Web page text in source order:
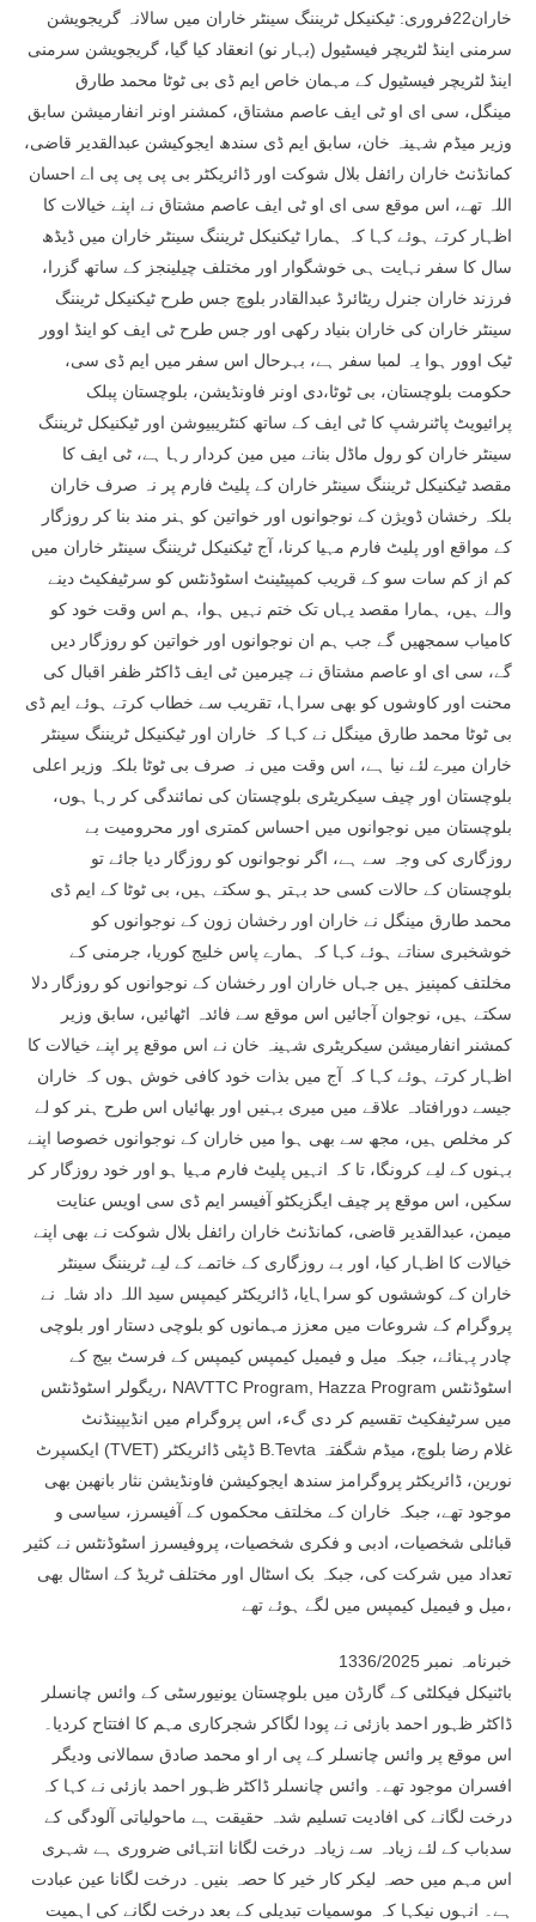
خاران22فروری: ٹیکنیکل ٹریننگ سینٹر خاران میں سالانہ گریجویشن
سرمنی اینڈ لٹریچر فیسٹیول (بہار نو) انعقاد کیا گیا، گریجویشن سرمنی
اینڈ لٹریچر فیسٹیول کے مہمان خاص ایم ڈی بی ٹوٹا محمد طارق
مینگل، سی ای او ٹی ایف عاصم مشتاق، کمشنر اونر انفارمیشن سابق
وزیر میڈم شہینہ خان، سابق ایم ڈی سندھ ایجوکیشن عبدالقدیر قاضی،
کمانڈنٹ خاران رائفل بلال شوکت اور ڈائریکٹر بی پی پی پی اے احسان
اللہ تھے، اس موقع سی ای او ٹی ایف عاصم مشتاق نے اپنے خیالات کا
اظہار کرتے ہوئے کہا کہ ہمارا ٹیکنیکل ٹریننگ سینٹر خاران میں ڈیڈھ
سال کا سفر نہایت ہی خوشگوار اور مختلف چیلینجز کے ساتھ گزرا،
فرزند خاران جنرل ریٹائرڈ عبدالقادر بلوچ جس طرح ٹیکنیکل ٹریننگ
سینٹر خاران کی خاران بنیاد رکھی اور جس طرح ٹی ایف کو اینڈ اوور
ٹیک اوور ہوا یہ لمبا سفر ہے، بہرحال اس سفر میں ایم ڈی سی،
حکومت بلوچستان، بی ٹوٹا،دی اونر فاونڈیشن، بلوچستان پبلک
پرائیویٹ پاٹنرشپ کا ٹی ایف کے ساتھ کنٹریبیوشن اور ٹیکنیکل ٹریننگ
سینٹر خاران کو رول ماڈل بنانے میں مین کردار رہا ہے، ٹی ایف کا
مقصد ٹیکنیکل ٹریننگ سینٹر خاران کے پلیٹ فارم پر نہ صرف خاران
بلکہ رخشان ڈویژن کے نوجوانوں اور خواتین کو ہنر مند بنا کر روزگار
کے مواقع اور پلیٹ فارم مہیا کرنا، آج ٹیکنیکل ٹریننگ سینٹر خاران میں
کم از کم سات سو کے قریب کمپیٹینٹ اسٹوڈنٹس کو سرٹیفکیٹ دینے
والے ہیں، ہمارا مقصد یہاں تک ختم نہیں ہوا، ہم اس وقت خود کو
کامیاب سمجھیں گے جب ہم ان نوجوانوں اور خواتین کو روزگار دیں
گے، سی ای او عاصم مشتاق نے چیرمین ٹی ایف ڈاکٹر ظفر اقبال کی
محنت اور کاوشوں کو بھی سراہا، تقریب سے خطاب کرتے ہوئے ایم ڈی
بی ٹوٹا محمد طارق مینگل نے کہا کہ خاران اور ٹیکنیکل ٹریننگ سینٹر
خاران میرے لئے نیا ہے، اس وقت میں نہ صرف بی ٹوٹا بلکہ وزیر اعلی
بلوچستان اور چیف سیکریٹری بلوچستان کی نمائندگی کر رہا ہوں،
بلوچستان میں نوجوانوں میں احساس کمتری اور محرومیت بے
روزگاری کی وجہ سے ہے، اگر نوجوانوں کو روزگار دیا جائے تو
بلوچستان کے حالات کسی حد بہتر ہو سکتے ہیں، بی ٹوٹا کے ایم ڈی
محمد طارق مینگل نے خاران اور رخشان زون کے نوجوانوں کو
خوشخبری سناتے ہوئے کہا کہ ہمارے پاس خلیج کوریا، جرمنی کے
مخلتف کمپنیز ہیں جہاں خاران اور رخشان کے نوجوانوں کو روزگار دلا
سکتے ہیں، نوجوان آجائیں اس موقع سے فائدہ اٹھائیں، سابق وزیر
کمشنر انفارمیشن سیکریٹری شہینہ خان نے اس موقع پر اپنے خیالات کا
اظہار کرتے ہوئے کہا کہ آج میں بذات خود کافی خوش ہوں کہ خاران
جیسے دورافتادہ علاقے میں میری بہنیں اور بھائیاں اس طرح ہنر کو لے
کر مخلص ہیں، مجھ سے بھی ہوا میں خاران کے نوجوانوں خصوصا اپنے
بہنوں کے لیے کرونگا، تا کہ انہیں پلیٹ فارم مہیا ہو اور خود روزگار کر
سکیں، اس موقع پر چیف ایگزیکٹو آفیسر ایم ڈی سی اویس عنایت
میمن، عبدالقدیر قاضی، کمانڈنٹ خاران رائفل بلال شوکت نے بھی اپنے
خیالات کا اظہار کیا، اور بے روزگاری کے خاتمے کے لیے ٹریننگ سینٹر
خاران کے کوششوں کو سراہایا، ڈائریکٹر کیمپس سید اللہ داد شاہ نے
پروگرام کے شروعات میں معزز مہمانوں کو بلوچی دستار اور بلوچی
چادر پہنائے، جبکہ میل و فیمیل کیمپس کیمپس کے فرسٹ بیج کے
ریگولر اسٹوڈنٹس، NAVTTC Program, Hazza Program اسٹوڈنٹس
میں سرٹیفکیٹ تقسیم کر دی گء، اس پروگرام میں انڈیپینڈنٹ
ایکسپرٹ (TVET) ڈپٹی ڈائریکٹر B.Tevta غلام رضا بلوچ، میڈم شگفتہ
نورین، ڈائریکٹر پروگرامز سندھ ایجوکیشن فاونڈیشن نثار بانھبن بھی
موجود تھے، جبکہ خاران کے مخلتف محکموں کے آفیسرز، سیاسی و
قبائلی شخصیات، ادبی و فکری شخصیات، پروفیسرز اسٹوڈنٹس نے کثیر
تعداد میں شرکت کی، جبکہ بک اسٹال اور مختلف ٹریڈ کے اسٹال بھی
میل و فیمیل کیمپس میں لگے ہوئے تھے،
خبرنامہ نمبر 1336/2025
باٹنیکل فیکلٹی کے گارڈن میں بلوچستان یونیورسٹی کے وائس چانسلر
ڈاکٹر ظہور احمد بازئی نے پودا لگاکر شجرکاری مہم کا افتتاح کردیا۔
اس موقع پر وائس چانسلر کے پی ار او محمد صادق سمالانی ودیگر
افسران موجود تھے۔ وائس چانسلر ڈاکٹر ظہور احمد بازئی نے کہا کہ
درخت لگانے کی افادیت تسلیم شدہ حقیقت ہے ماحولیاتی آلودگی کے
سدباب کے لئے زیادہ سے زیادہ درخت لگانا انتہائی ضروری ہے شہری
اس مہم میں حصہ لیکر کار خیر کا حصہ بنیں۔ درخت لگانا عین عبادت
ہے۔ انہوں نیکہا کہ موسمیات تبدیلی کے بعد درخت لگانے کی اہمیت